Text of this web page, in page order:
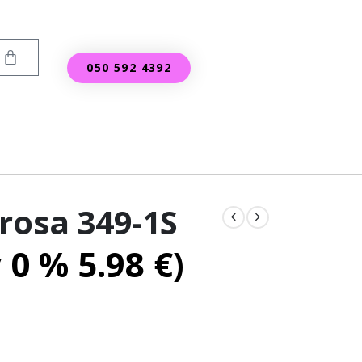
050 592 4392
349-1S
% 5.98 €)